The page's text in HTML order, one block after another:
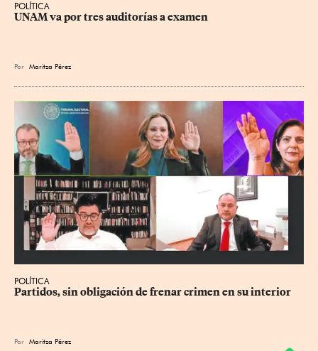
POLÍTICA
UNAM va por tres auditorías a examen
Por Maritza Pérez
POLÍTICA
Partidos, sin obligación de frenar crimen en su interior
Por Maritza Pérez